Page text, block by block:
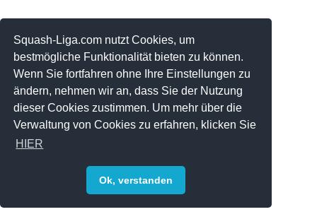
Squash-Liga.com nutzt Cookies, um
bestmögliche Funktionalität bieten zu können.
Wenn Sie fortfahren ohne Ihre Einstellungen zu
ändern, nehmen wir an, dass Sie der Nutzung
dieser Cookies zustimmen. Um mehr über die
Verwaltung von Cookies zu erfahren, klicken Sie
HIER
Ok, verstanden